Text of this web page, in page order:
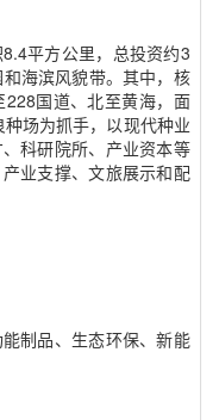
平方公里，总投资约3
海滨风貌带。其中，核
国道、北至黄海，面
场为抓手，以现代种业
科研院所、产业资本等
业支撑、文旅展示和配
制品、生态环保、新能